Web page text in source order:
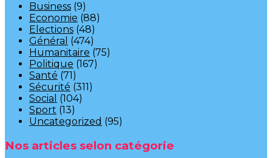
Business (9)
Economie (88)
Elections (48)
Général (474)
Humanitaire (75)
Politique (167)
Santé (71)
Sécurité (311)
Social (104)
Sport (13)
Uncategorized (95)
Nos articles selon catégorie